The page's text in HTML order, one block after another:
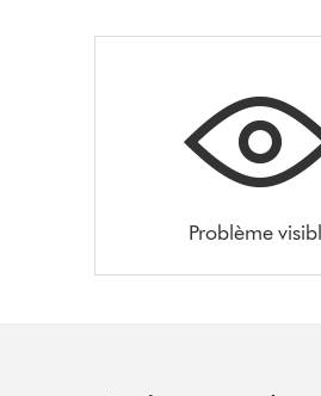
Problème